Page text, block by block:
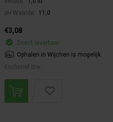
pH Waarde:
11,0
€3,08
Direct leverbaar
Ophalen in Wijchen is mogelijk.
Exclusief btw.